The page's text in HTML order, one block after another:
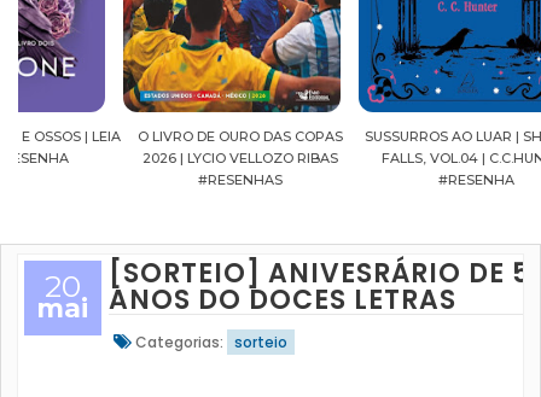
O LIVRO DE OURO DAS COPAS
2026 | LYCIO VELLOZO RIBAS
SUSSURROS AO LUAR | SHADOW
FALLS, VOL.04 | C.C.HUNTER
20
mai
[SORTEIO] ANIVESRÁRIO DE 5
ANOS DO DOCES LETRAS
Categorias: sorteio